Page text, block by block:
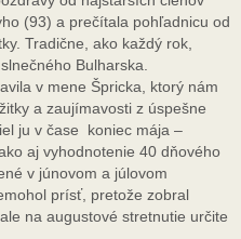
(93) a prečítala pohľadnicu od
Tradične, ako každý rok,
Bulharska.
v mene Špricka, ktorý nám
a zaujímavosti z úspešne
ju v čase koniec mája –
aj vyhodnotenie 40 dňového
v júnovom a júlovom
prísť, pretože zobral
na augustové stretnutie určite